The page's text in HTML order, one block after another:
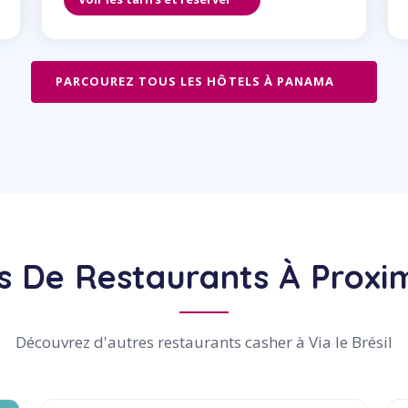
PARCOUREZ TOUS LES HÔTELS À PANAMA
De Restaurants À
Découvrez d'autres restaurants casher à Via le Brésil